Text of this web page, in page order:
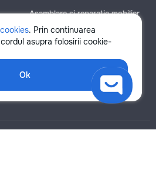
cookies. Prin continuarea
asupra folosirii cookie-
Ok
Asamblare și reparație mobilier
Chișinău
Botanica